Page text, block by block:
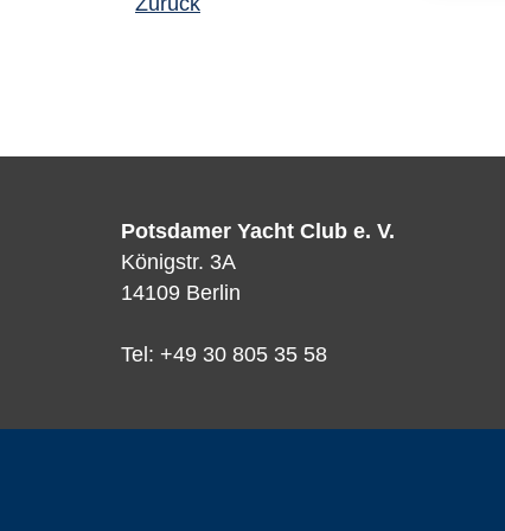
Potsdamer Yacht Club e. V.
Königstr. 3A
14109 Berlin
Tel: +49 30 805 35 58